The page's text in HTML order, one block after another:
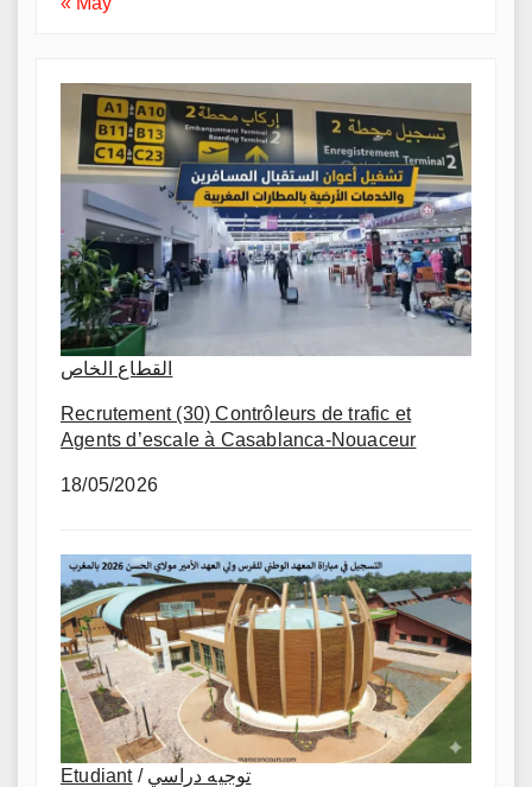
القطاع الخاص
Recrutement (30) Contrôleurs de trafic et
Agents d’escale à Casablanca-Nouaceur
18/05/2026
Etudiant/ توجيه دراسي